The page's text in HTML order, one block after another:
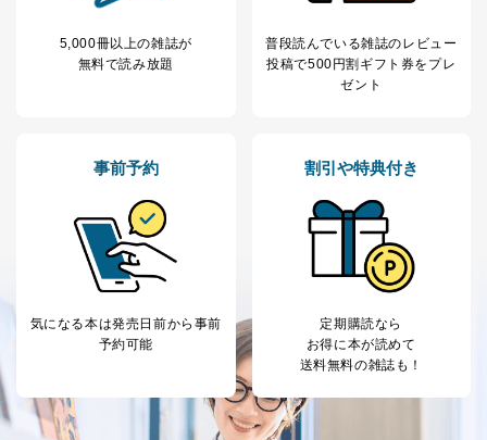
人情報
カスタマーQ＆Aサイトの投稿内容
の確認のため
ｅメール等によるカスタマーQ＆A
サイトのサービス内容のご案内の
ス、キャンペーン等の広告に関す
採用応募者の方の
個人情報
採用選考、ご連絡のため
当社の従業者の個
人情報
人事、総務などの雇用管理等のた
6
パートナー（提携
により当社の
定期購読サービス
た商品の発売元企業からのｅメー
ル等による商品、
サービス、キャンペーン等の広告
に関するご案内のため
当社のサービス利用状況の把握お
よびその分析のため
5,000冊以上の雑誌が
無料で読み放題
普段読んでいる雑誌のレビュー
投稿で500円割ギフト券をプレ
ゼント
事前予約
気になる本は発売日前から事前
予約可能
割引や特典付き
定期購読なら
お得に本が読めて
送料無料の雑誌も！